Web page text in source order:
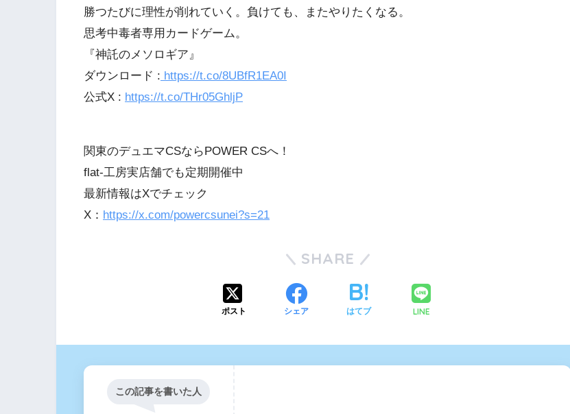
勝つたびに理性が削れていく。負けても、またやりたくなる。
思考中毒者専用カードゲーム。
『神託のメソロギア』
ダウンロード : https://t.co/8UBfR1EA0I
公式X : https://t.co/THr05GhljP
関東のデュエマCSならPOWER CSへ！
flat-工房実店舗でも定期開催中
最新情報はXでチェック
X： https://x.com/powercsunei?s=21
SHARE
ポスト シェア はてブ LINE
この記事を書いた人